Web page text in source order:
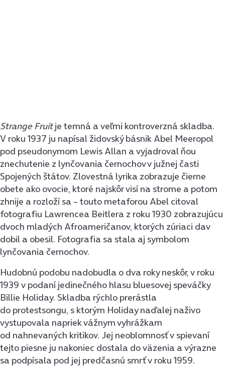
Strange Fruitje temná a veľmi kontroverzná skladba.
V roku 1937 ju napísal židovský básnik Abel Meeropol
pod pseudonymom Lewis Allan a vyjadroval ňou
znechutenie z lynčovania černochov v južnej časti
Spojených štátov. Zlovestná lyrika zobrazuje čierne
obete ako ovocie, ktoré najskôr visí na strome a potom
zhnije a rozloží sa – touto metaforou Abel citoval
fotografiu Lawrencea Beitlera z roku 1930 zobrazujúcu
dvoch mladých Afroameričanov, ktorých zúriaci dav
dobil a obesil. Fotografia sa stala aj symbolom
lynčovania černochov.
Hudobnú podobu nadobudla o dva roky neskôr, v roku
1939 v podaní jedinečného hlasu bluesovej speváčky
Billie Holiday. Skladba rýchlo prerástla
do protestsongu, s ktorým Holiday naďalej naživo
vystupovala napriek vážnym vyhrážkam
od nahnevaných kritikov. Jej neoblomnosť v spievaní
tejto piesne ju nakoniec dostala do väzenia a výrazne
sa podpísala pod jej predčasnú smrť v roku 1959.